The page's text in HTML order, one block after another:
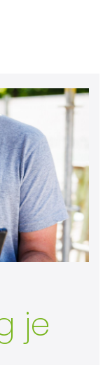
je